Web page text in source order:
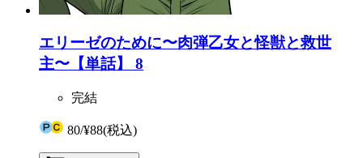
エリーゼのために〜肉弾乙女と怪獣と救世
主〜【単話】 8
完結
80/¥88(税込)